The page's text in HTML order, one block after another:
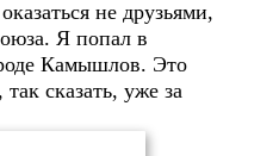
не друзьями,
Я попал в
Камышлов. Это
сказать, уже за